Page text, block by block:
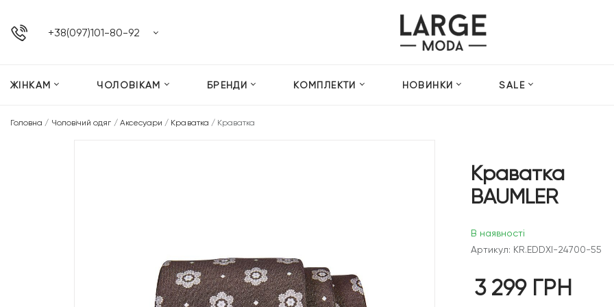
+38(097)101-80-92
ЖІНКАМ ЧОЛОВІКАМ БРЕНДИ КОМПЛЕКТИ НОВИНКИ SALE
Головна / Чоловічий одяг / Аксесуари / Краватка / Краватка
Краватка
BAUMLER
В наявності
Артикул: KR.EDDXI-24700-55
3 299 ГРН